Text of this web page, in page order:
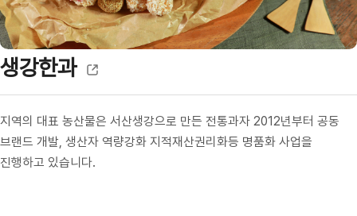
생강한과
지역의 대표 농산물은 서산생강으로 만든 전통과자 2012년부터 공동
브랜드 개발, 생산자 역량강화 지적재산권리화등 명품화 사업을
진행하고 있습니다.